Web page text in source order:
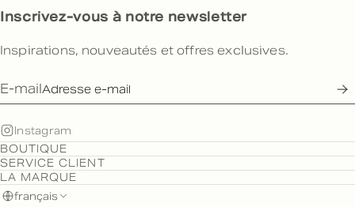
Inscrivez-vous à notre newsletter
Inspirations, nouveautés et offres exclusives.
E-mail
Instagram
BOUTIQUE
SERVICE CLIENT
LA MARQUE
français